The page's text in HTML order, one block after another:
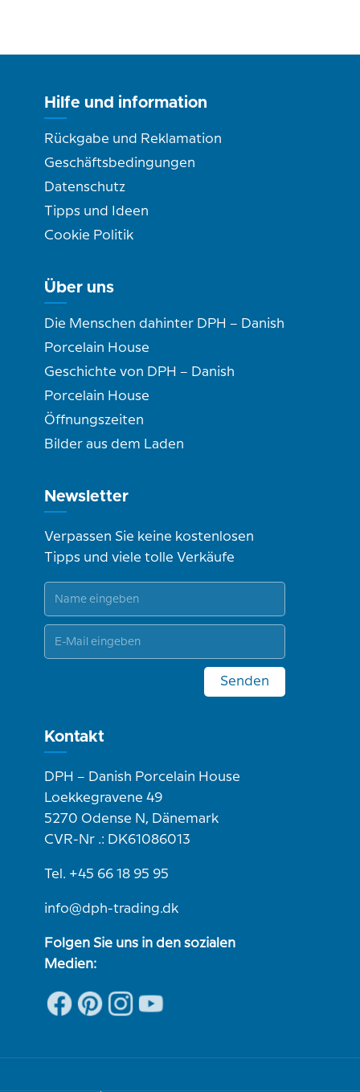
Hilfe und information
Rückgabe und Reklamation
Geschäftsbedingungen
Datenschutz
Tipps und Ideen
Cookie Politik
Über uns
Die Menschen dahinter DPH – Danish
Porcelain House
Geschichte von DPH – Danish
Porcelain House
Öffnungszeiten
Bilder aus dem Laden
Newsletter
Verpassen Sie keine kostenlosen
Tipps und viele tolle Verkäufe
Senden
Kontakt
DPH – Danish Porcelain House
Loekkegravene 49
5270 Odense N, Dänemark
CVR-Nr .: DK61086013
Tel. +45 66 18 95 95
info@dph-trading.dk
Folgen Sie uns in den sozialen
Medien: